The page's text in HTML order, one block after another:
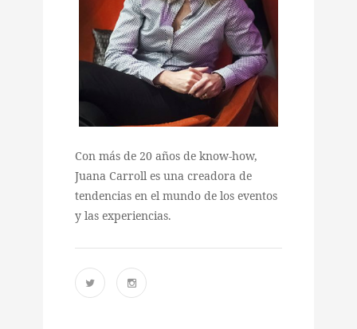
Con más de 20 años de know-how,
Juana Carroll es una creadora de
tendencias en el mundo de los eventos
y las experiencias.